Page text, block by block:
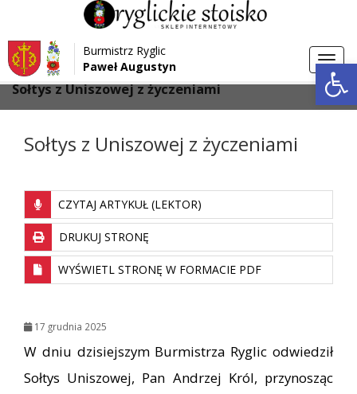
Przejdź do menu
Przejdź do głównej treści strony
Przejdź do stopki strony
Burmistrz Ryglic
Paweł Augustyn
Strona główna > Aktualności
Sołtys z Uniszowej z życzeniami
Sołtys z Uniszowej z życzeniami
CZYTAJ ARTYKUŁ (LEKTOR)
DRUKUJ STRONĘ
WYŚWIETL STRONĘ W FORMACIE PDF
17 grudnia 2025
W dniu dzisiejszym Burmistrza Ryglic odwiedził
Sołtys Uniszowej, Pan Andrzej Król, przynosząc